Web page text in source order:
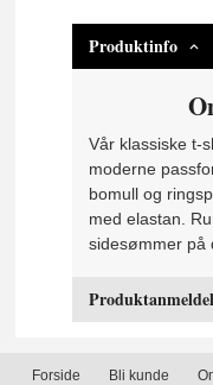
Produktinfo
Vår klassiske t-
moderne
bomull og
med elastan.
sidesømmer på
Forside Bli kunde